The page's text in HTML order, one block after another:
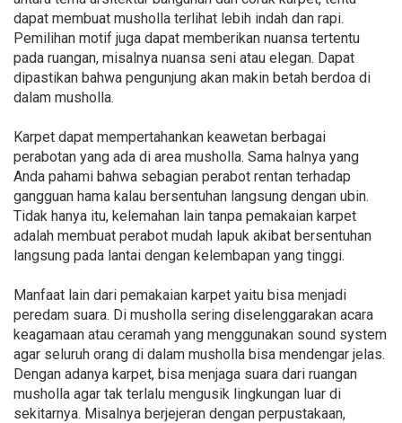
dapat membuat musholla terlihat lebih indah dan rapi.
Pemilihan motif juga dapat memberikan nuansa tertentu
pada ruangan, misalnya nuansa seni atau elegan. Dapat
dipastikan bahwa pengunjung akan makin betah berdoa di
dalam musholla.
Karpet dapat mempertahankan keawetan berbagai
perabotan yang ada di area musholla. Sama halnya yang
Anda pahami bahwa sebagian perabot rentan terhadap
gangguan hama kalau bersentuhan langsung dengan ubin.
Tidak hanya itu, kelemahan lain tanpa pemakaian karpet
adalah membuat perabot mudah lapuk akibat bersentuhan
langsung pada lantai dengan kelembapan yang tinggi.
Manfaat lain dari pemakaian karpet yaitu bisa menjadi
peredam suara. Di musholla sering diselenggarakan acara
keagamaan atau ceramah yang menggunakan sound system
agar seluruh orang di dalam musholla bisa mendengar jelas.
Dengan adanya karpet, bisa menjaga suara dari ruangan
musholla agar tak terlalu mengusik lingkungan luar di
sekitarnya. Misalnya berjejeran dengan perpustakaan,